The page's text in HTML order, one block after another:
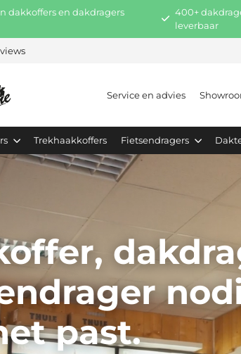
dakkoffers en dakdragers
400+
leverbaar
Service en advies
Trekhaakkoffers Fietsendragers
past.